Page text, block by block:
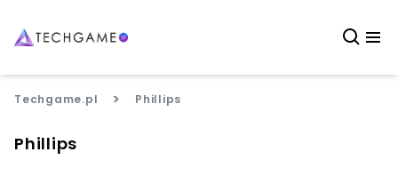
Techgame.pl > Phillips
Phillips